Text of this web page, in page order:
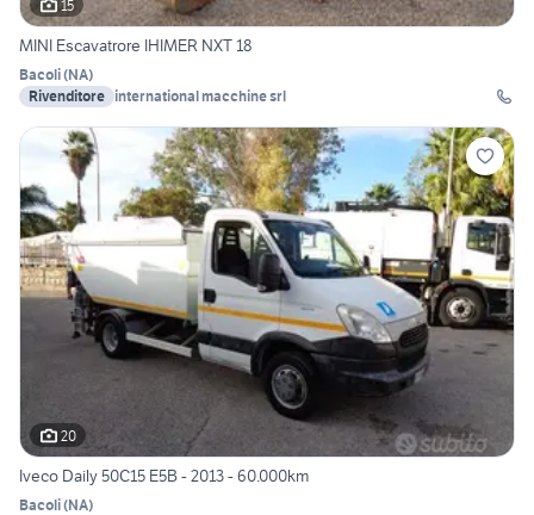
15
MINI Escavatrore IHIMER NXT 18
Bacoli(NA)
Rivenditore international macchine srl
20
Iveco Daily 50C15 E5B - 2013 - 60.000km
Bacoli(NA)